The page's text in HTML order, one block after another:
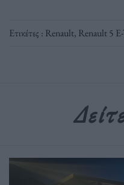
Ετικέτες : Renault, Renault 5